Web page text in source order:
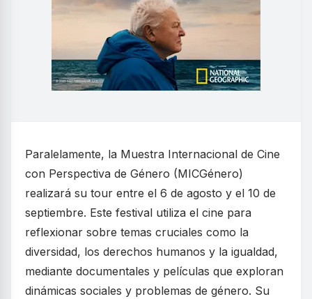
Paralelamente, la Muestra Internacional de Cine
con Perspectiva de Género (MICGénero)
realizará su tour entre el 6 de agosto y el 10 de
septiembre. Este festival utiliza el cine para
reflexionar sobre temas cruciales como la
diversidad, los derechos humanos y la igualdad,
mediante documentales y películas que exploran
dinámicas sociales y problemas de género. Su